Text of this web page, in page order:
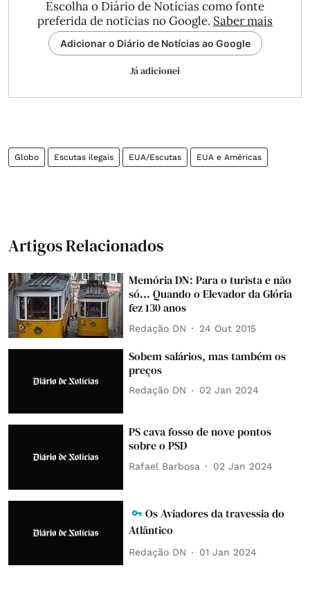
Escolha o Diário de Notícias como fonte
preferida de notícias no Google. Saber mais
Adicionar o Diário de Notícias ao Google
Já adicionei
Globo Escutas ilegais EUA/Escutas EUA e Américas
Artigos Relacionados
Memória DN: Para o turista e não
só... Quando o Elevador da Glória
fez 130 anos
Redação DN 24 Out 2015
Sobem salários, mas também os
preços
Redação DN 02 Jan 2024
PS cava fosso de nove pontos
sobre o PSD
Rafael Barbosa 02 Jan 2024
Os Aviadores da travessia do
Atlântico
Redação DN 01 Jan 2024